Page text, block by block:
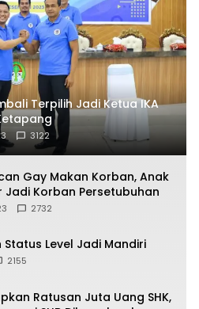
Terpilih Jadi Ketua IKA
3122
Gay Makan Korban, Anak
Jadi Korban Persetubuhan
2732
Status Level Jadi Mandiri
2155
Ratusan Juta Uang SHK,